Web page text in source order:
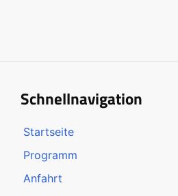
Schnellnavigation
Startseite
Programm
Anfahrt